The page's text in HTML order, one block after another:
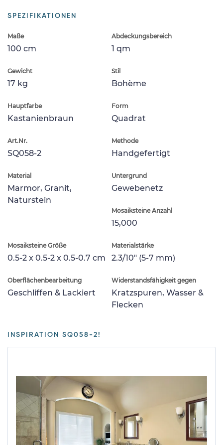
SPEZIFIKATIONEN
Maße
100 cm
Abdeckungsbereich
1 qm
Gewicht
17 kg
Stil
Bohème
Hauptfarbe
Kastanienbraun
Form
Quadrat
Art.Nr.
SQ058-2
Methode
Handgefertigt
Material
Marmor, Granit,
Naturstein
Untergrund
Gewebenetz
Mosaiksteine Anzahl
15,000
Mosaiksteine Größe
0.5-2 x 0.5-2 x 0.5-0.7 cm
Materialstärke
2.3/10" (5-7 mm)
Oberflächenbearbeitung
Geschliffen & Lackiert
Widerstandsfähigkeit gegen
Kratzspuren, Wasser &
Flecken
INSPIRATION SQ058-2!